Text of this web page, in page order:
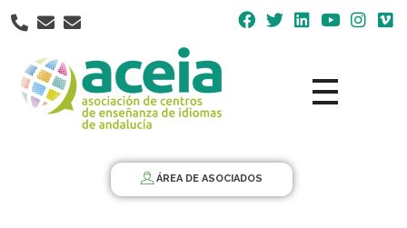
Nota:
este
web
incluye
ÁREA DE ASOCIADOS